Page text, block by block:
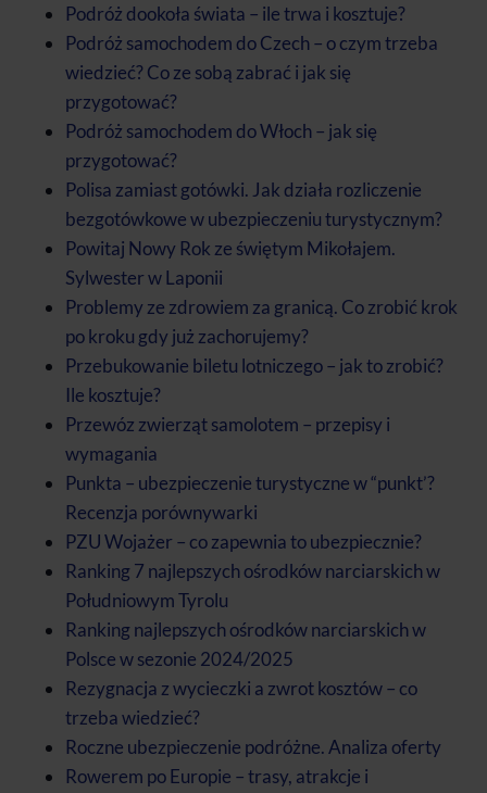
Podróż dookoła świata – ile trwa i kosztuje?
Podróż samochodem do Czech – o czym trzeba
wiedzieć? Co ze sobą zabrać i jak się
przygotować?
Podróż samochodem do Włoch – jak się
przygotować?
Polisa zamiast gotówki. Jak działa rozliczenie
bezgotówkowe w ubezpieczeniu turystycznym?
Powitaj Nowy Rok ze świętym Mikołajem.
Sylwester w Laponii
Problemy ze zdrowiem za granicą. Co zrobić krok
po kroku gdy już zachorujemy?
Przebukowanie biletu lotniczego – jak to zrobić?
Ile kosztuje?
Przewóz zwierząt samolotem – przepisy i
wymagania
Punkta – ubezpieczenie turystyczne w “punkt’?
Recenzja porównywarki
PZU Wojażer – co zapewnia to ubezpiecznie?
Ranking 7 najlepszych ośrodków narciarskich w
Południowym Tyrolu
Ranking najlepszych ośrodków narciarskich w
Polsce w sezonie 2024/2025
Rezygnacja z wycieczki a zwrot kosztów – co
trzeba wiedzieć?
Roczne ubezpieczenie podróżne. Analiza oferty
Rowerem po Europie – trasy, atrakcje i